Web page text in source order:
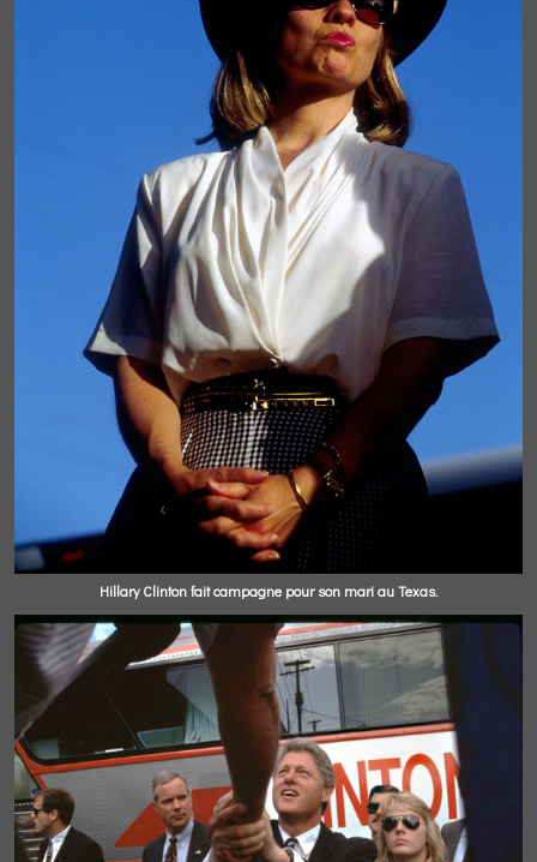
Hillary Clinton fait campagne pour son mari au Texas.